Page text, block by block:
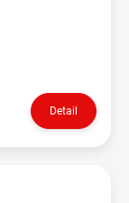
Detail